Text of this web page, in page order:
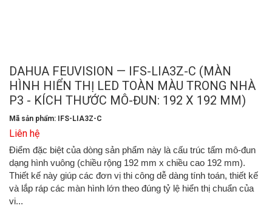
DAHUA FEUVISION — IFS-LIA3Z-C (MÀN
HÌNH HIỂN THỊ LED TOÀN MÀU TRONG NHÀ
P3 - KÍCH THƯỚC MÔ-ĐUN: 192 X 192 MM)
Mã sản phẩm: IFS-LIA3Z-C
Liên hệ
Điểm đặc biệt của dòng sản phẩm này là cấu trúc tấm mô-đun
dạng hình vuông (chiều rộng 192 mm x chiều cao 192 mm).
Thiết kế này giúp các đơn vị thi công dễ dàng tính toán, thiết kế
và lắp ráp các màn hình lớn theo đúng tỷ lệ hiển thị chuẩn của
vi...